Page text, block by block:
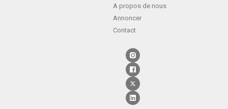
A propos de nous
Annoncer
Contact